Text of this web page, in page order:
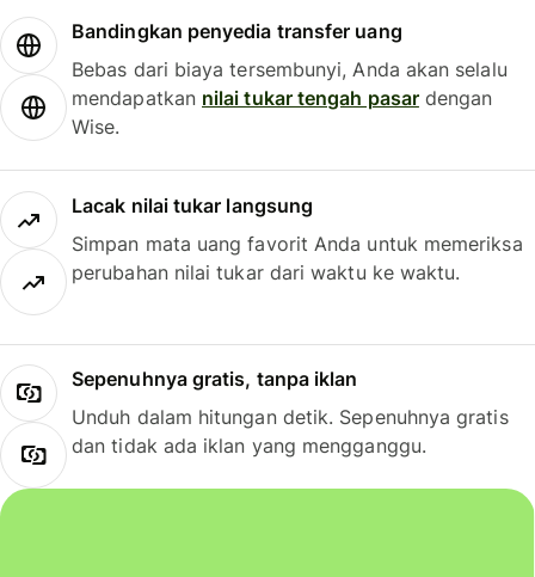
Bandingkan penyedia transfer uang
Bebas dari biaya tersembunyi, Anda akan selalu
mendapatkan nilai tukar tengah pasardengan
Wise.
Lacak nilai tukar langsung
Simpan mata uang favorit Anda untuk memeriksa
perubahan nilai tukar dari waktu ke waktu.
Sepenuhnya gratis, tanpa iklan
Unduh dalam hitungan detik. Sepenuhnya gratis
dan tidak ada iklan yang mengganggu.